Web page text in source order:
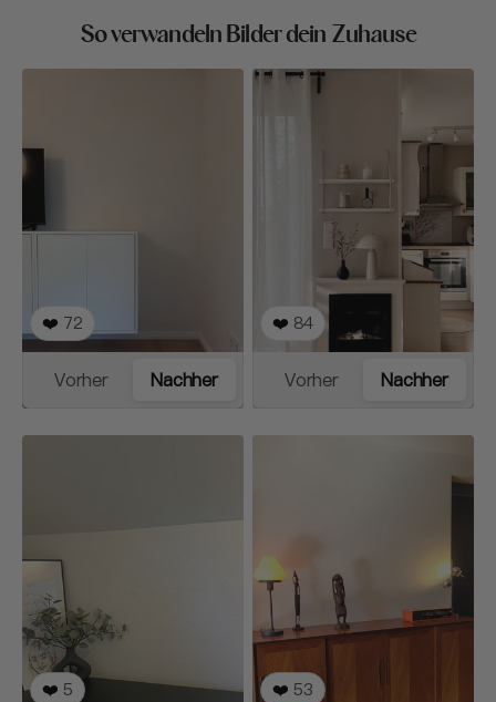
So verwandeln Bilder dein Zuhause
❤️ 72
Vorher Nachher
❤️ 84
Vorher Nachher
❤️ 5 ❤️ 53